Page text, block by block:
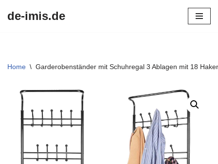
de-imis.de
Home \ Garderobenständer mit Schuhregal 3 Ablagen mit 18